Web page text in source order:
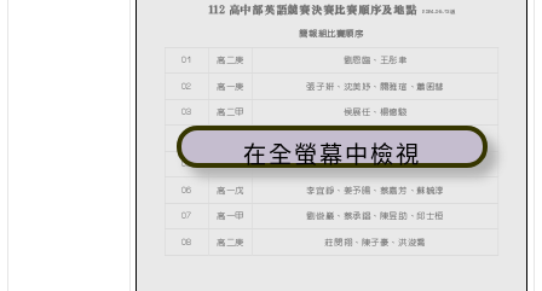
在全螢幕中檢視